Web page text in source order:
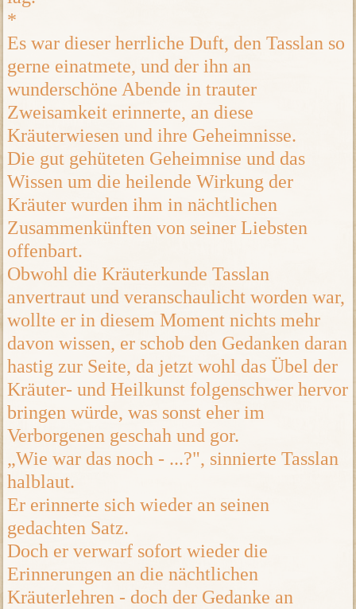
*
Es war dieser herrliche Duft, den Tasslan so
gerne einatmete, und der ihn an
wunderschöne Abende in trauter
Zweisamkeit erinnerte, an diese
Kräuterwiesen und ihre Geheimnisse.
Die gut gehüteten Geheimnise und das
Wissen um die heilende Wirkung der
Kräuter wurden ihm in nächtlichen
Zusammenkünften von seiner Liebsten
offenbart.
Obwohl die Kräuterkunde Tasslan
anvertraut und veranschaulicht worden war,
wollte er in diesem Moment nichts mehr
davon wissen, er schob den Gedanken daran
hastig zur Seite, da jetzt wohl das Übel der
Kräuter- und Heilkunst folgenschwer hervor
bringen würde, was sonst eher im
Verborgenen geschah und gor.
„Wie war das noch - ...?", sinnierte Tasslan
halblaut.
Er erinnerte sich wieder an seinen
gedachten Satz.
Doch er verwarf sofort wieder die
Erinnerungen an die nächtlichen
Kräuterlehren - doch der Gedanke an